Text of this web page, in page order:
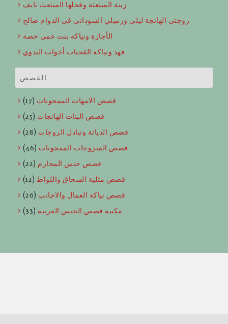
زينة المبتعثة وفحلها المبتعث نايف
زوجتي الهائجة ليلي وزميلي السوداني في الدوام صالح
الأجازة ونياكة بنت عمي حصة
فهد ونياكة القحبات أخوات البدوي
القصص
قصص الامهات الممحونات (17)
قصص البنات الهائجات (25)
قصص الدياثة وتبادل الزوجات (28)
قصص المتزوجات الممحونات (46)
قصص حنس المحارم (22)
قصص مثلية السحاق واللواط (12)
قصص نياكة العمال والاجانب (26)
مكتبة قصص الجنس العربية (33)